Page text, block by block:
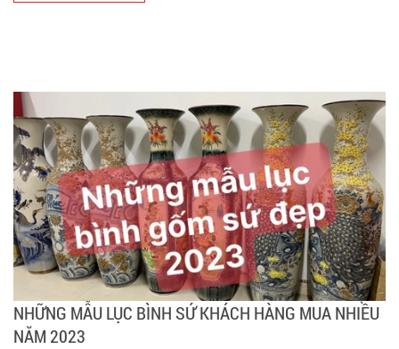
NHỮNG MẪU LỤC BÌNH SỨ KHÁCH HÀNG MUA NHIỀU
NĂM 2023